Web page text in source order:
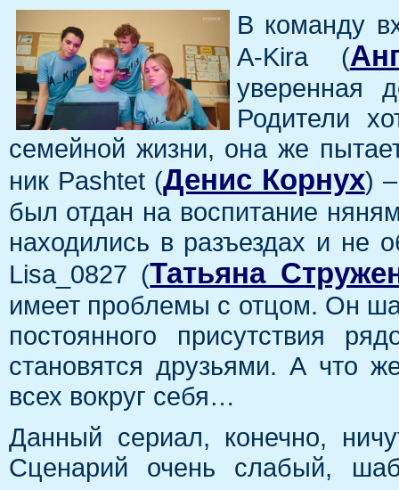
В команду
A-Kira (
уверенная
Родители
семейной жизни, она же
ник Pashtet (Денис Корнух)
был отдан на воспитание
находились в разъездах и не
Lisa_0827 (Татьяна
имеет проблемы с отцом. Он
постоянного присутствия
становятся друзьями. А что
всех вокруг себя…
Данный сериал, конечно,
Сценарий очень слабый,